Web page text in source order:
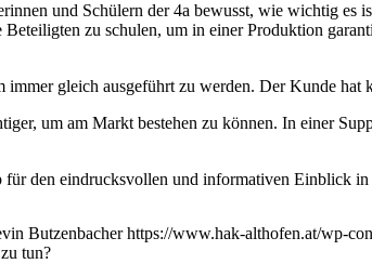
und Schülern der 4a bewusst, wie wichtig es
zu schulen, um in einer Produktion
gleich ausgeführt zu werden. Der Kunde
um am Markt bestehen zu können. In einer
den eindrucksvollen und informativen Einblick in
Butzenbacher https://www.hak-althofen.at/wp-
tun?